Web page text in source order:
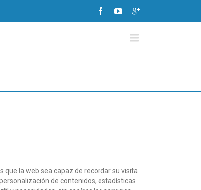
que la web sea capaz de recordar su visita
de contenidos, estadísticas